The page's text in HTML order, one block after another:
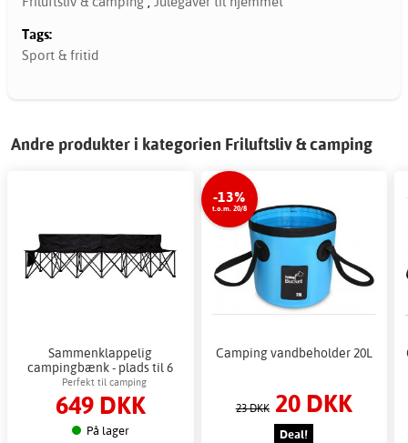
Tags:
Sport & fritid
Andre produkter i kategorien Friluftsliv & camping
Sammenklappelig
campingbænk - plads til 6
personer
Perfekt til camping
649 DKK
På lager
-13%
t.o.m. 20/8
Camping vandbeholder 20L
23 DKK 20 DKK
Deal!